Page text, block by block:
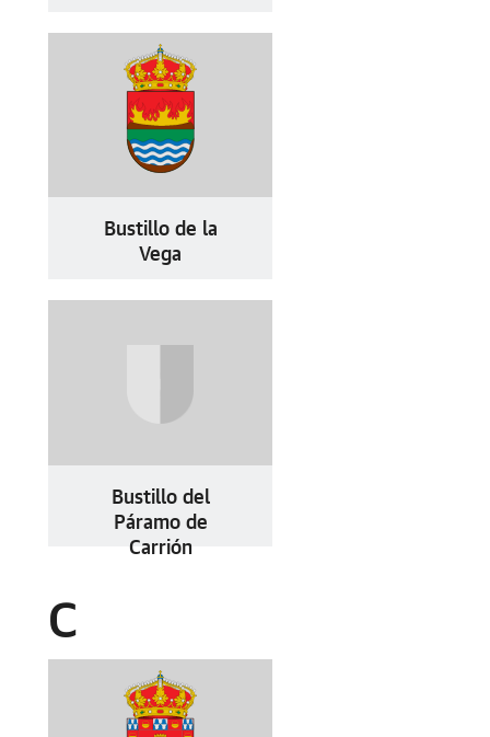
Bustillo de la
Vega
Bustillo del
Páramo de
Carrión
C